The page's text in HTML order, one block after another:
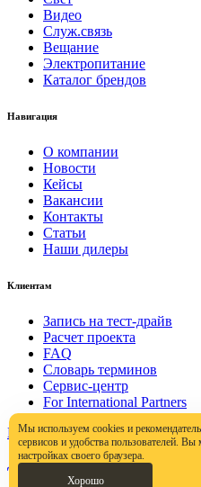
Видео
Служ.связь
Вещание
Электропитание
Каталог брендов
Навигация
О компании
Новости
Кейсы
Вакансии
Контакты
Статьи
Наши дилеры
Клиентам
Запись на тест-драйв
Расчет проекта
FAQ
Словарь терминов
Сервис-центр
For International Partners
Политика
Договор публичной оферты
Мы используем cookies и
сервисов и удобства пользователей.
настройках своего браузера.
Хорошо